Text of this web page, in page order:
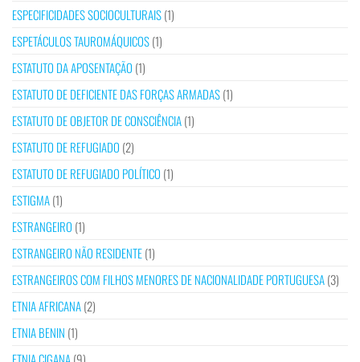
ESPECIFICIDADES SOCIOCULTURAIS(1)
ESPETÁCULOS TAUROMÁQUICOS(1)
ESTATUTO DA APOSENTAÇÃO (1)
ESTATUTO DE DEFICIENTE DAS FORÇAS ARMADAS(1)
ESTATUTO DE OBJETOR DE CONSCIÊNCIA(1)
ESTATUTO DE REFUGIADO (2)
ESTATUTO DE REFUGIADO POLÍTICO (1)
ESTIGMA(1)
ESTRANGEIRO (1)
ESTRANGEIRO NÃO RESIDENTE(1)
ESTRANGEIROS COM FILHOS MENORES DE NACIONALIDADE PORTUGUESA(3)
ETNIA AFRICANA(2)
ETNIA BENIN (1)